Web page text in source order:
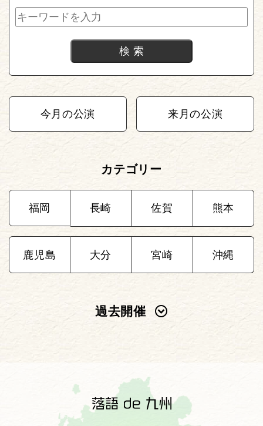
今月の公演 来月の公演
カテゴリー
福岡 長崎 佐賀 熊本
鹿児島 大分 宮崎 沖縄
過去開催
2022年